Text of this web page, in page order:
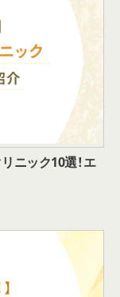
ニック10選！エ